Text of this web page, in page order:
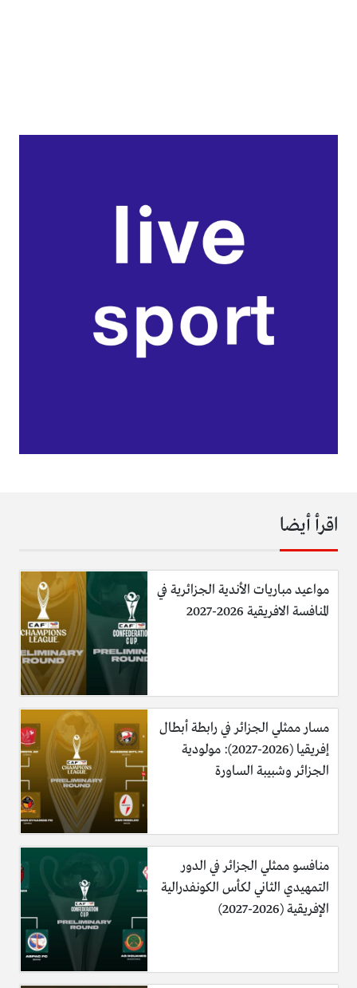
اقرأ أيضا
مواعيد مباريات الأندية الجزائرية في
المنافسة الافريقية 2026-2027
مسار ممثلي الجزائر في رابطة أبطال
إفريقيا (2026-2027): مولودية
الجزائر وشبيبة الساورة
منافسو ممثلي الجزائر في الدور
التمهيدي الثاني لكأس الكونفدرالية
الإفريقية (2026-2027)